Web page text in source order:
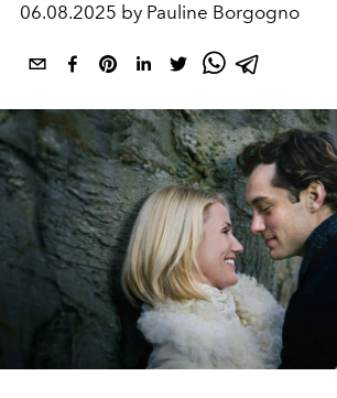
06.08.2025 by Pauline Borgogno